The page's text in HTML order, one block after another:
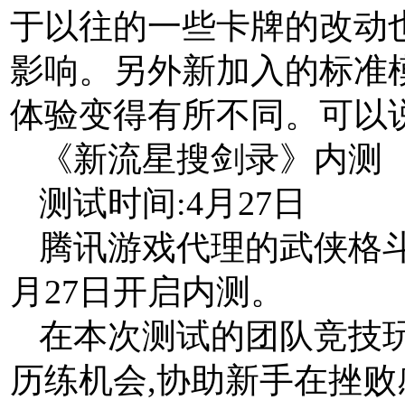
于以往的一些卡牌的改动
影响。另外新加入的标准
体验变得有所不同。可以
《新流星搜剑录》内测
测试时间:4月27日
腾讯游戏代理的武侠格
月27日开启内测。
在本次测试的团队竞技
历练机会,协助新手在挫